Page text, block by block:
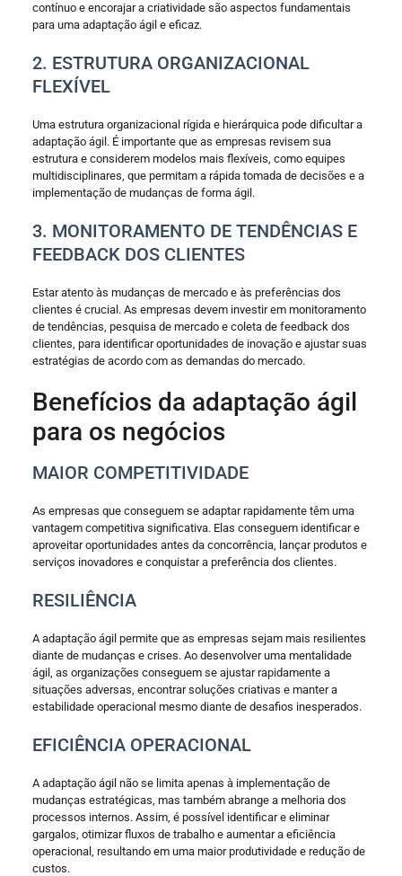
contínuo e encorajar a criatividade são aspectos fundamentais
para uma adaptação ágil e eficaz.
2. ESTRUTURA ORGANIZACIONAL
FLEXÍVEL
Uma estrutura organizacional rígida e hierárquica pode dificultar a
adaptação ágil. É importante que as empresas revisem sua
estrutura e considerem modelos mais flexíveis, como equipes
multidisciplinares, que permitam a rápida tomada de decisões e a
implementação de mudanças de forma ágil.
3. MONITORAMENTO DE TENDÊNCIAS E
FEEDBACK DOS CLIENTES
Estar atento às mudanças de mercado e às preferências dos
clientes é crucial. As empresas devem investir em monitoramento
de tendências, pesquisa de mercado e coleta de feedback dos
clientes, para identificar oportunidades de inovação e ajustar suas
estratégias de acordo com as demandas do mercado.
Benefícios da adaptação ágil
para os negócios
MAIOR COMPETITIVIDADE
As empresas que conseguem se adaptar rapidamente têm uma
vantagem competitiva significativa. Elas conseguem identificar e
aproveitar oportunidades antes da concorrência, lançar produtos e
serviços inovadores e conquistar a preferência dos clientes.
RESILIÊNCIA
A adaptação ágil permite que as empresas sejam mais resilientes
diante de mudanças e crises. Ao desenvolver uma mentalidade
ágil, as organizações conseguem se ajustar rapidamente a
situações adversas, encontrar soluções criativas e manter a
estabilidade operacional mesmo diante de desafios inesperados.
EFICIÊNCIA OPERACIONAL
A adaptação ágil não se limita apenas à implementação de
mudanças estratégicas, mas também abrange a melhoria dos
processos internos. Assim, é possível identificar e eliminar
gargalos, otimizar fluxos de trabalho e aumentar a eficiência
operacional, resultando em uma maior produtividade e redução de
custos.